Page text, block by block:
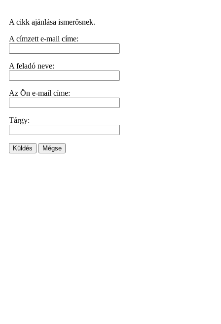
A cikk ajánlása ismerősnek.
A címzett e-mail címe:
A feladó neve:
Az Ön e-mail címe:
Tárgy:
Küldés Mégse